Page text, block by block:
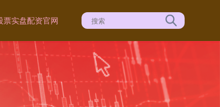
票实盘配资官网